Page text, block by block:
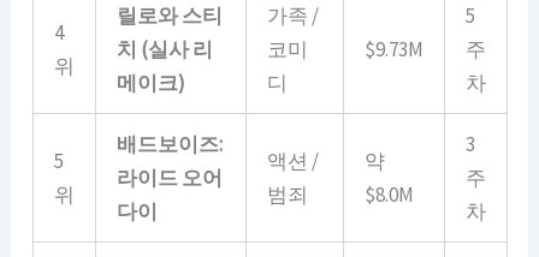
4
위
릴로와 스티
치 (실사 리
메이크)
가족 /
코미
디
$9.73M
5
주
차
5
위
배드보이즈:
라이드 오어
다이
액션 /
범죄
약
$8.0M
3
주
차